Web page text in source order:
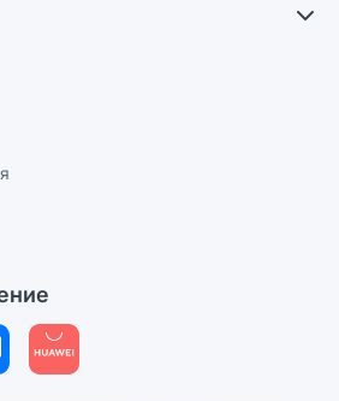
обработки персональных данных